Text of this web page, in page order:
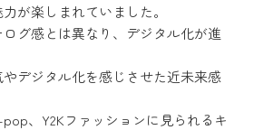
が楽しまれていました。
グ感とは異なり、デジタル化が進
デジタル化を感じさせた近未来感
、Y2Kファッションに見られるキ